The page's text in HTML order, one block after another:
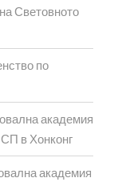
Световното
по
академия
в Хонконг
академия